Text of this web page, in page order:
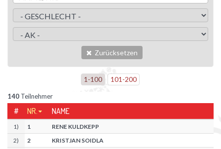
Zurücksetzen
1-100 101-200
140 Teilnehmer
# NR. NAME
1) 1
RENE KULDKEPP
2) 2
KRISTJAN SOIDLA